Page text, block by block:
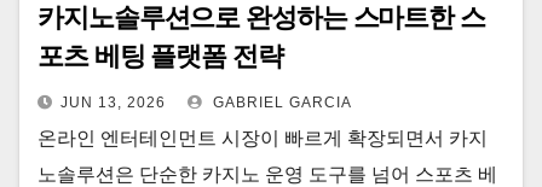
카지노솔루션으로 완성하는 스마트한 스
포츠 베팅 플랫폼 전략
JUN 13, 2026 GABRIEL GARCIA
온라인 엔터테인먼트 시장이 빠르게 확장되면서 카지
노솔루션은 단순한 카지노 운영 도구를 넘어 스포츠 베